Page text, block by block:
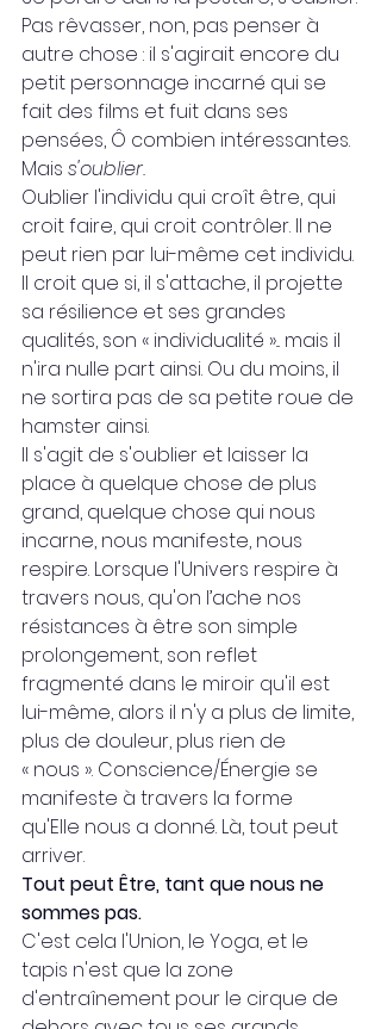
Pas rêvasser, non, pas penser à
autre chose : il s'agirait encore du
petit personnage incarné qui se
fait des films et fuit dans ses
pensées, Ô combien intéressantes.
Mais s'oublier.
Oublier l'individu qui croît être, qui
croit faire, qui croit contrôler. Il ne
peut rien par lui-même cet individu.
Il croit que si, il s'attache, il projette
sa résilience et ses grandes
qualités, son « individualité »... mais il
n'ira nulle part ainsi. Ou du moins, il
ne sortira pas de sa petite roue de
hamster ainsi.
Il s'agit de s'oublier et laisser la
place à quelque chose de plus
grand, quelque chose qui nous
incarne, nous manifeste, nous
respire. Lorsque l'Univers respire à
travers nous, qu'on l’ache nos
résistances à être son simple
prolongement, son reflet
fragmenté dans le miroir qu'il est
lui-même, alors il n'y a plus de limite,
plus de douleur, plus rien de
« nous ». Conscience/Énergie se
manifeste à travers la forme
qu'Elle nous a donné. Là, tout peut
arriver.
Tout peut Être, tant que nous ne
sommes pas.
C'est cela l'Union, le Yoga, et le
tapis n'est que la zone
d'entraînement pour le cirque de